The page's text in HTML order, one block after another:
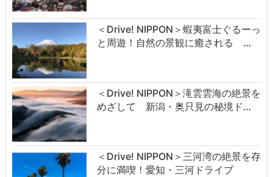
＜Drive! NIPPON＞蝦夷富士ぐるーっ
と周遊！自然の景観に癒される …
＜Drive! NIPPON＞滝雲雲海の絶景を
めざして 新潟・奥只見の秘境ド…
＜Drive! NIPPON＞三河湾の絶景を存
分に満喫！愛知・三河ドライブ